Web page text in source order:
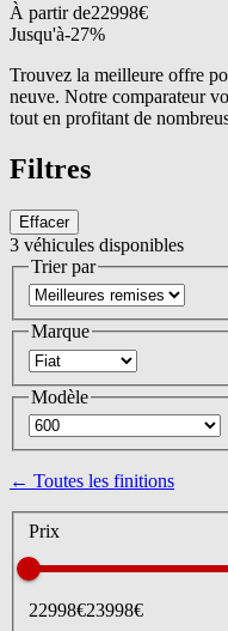
À partir de22998€
Jusqu'à-27%
Trouvez la meilleure offre
neuve. Notre comparateur
tout en profitant de
Filtres
Effacer
3 véhicules disponibles
Trier par
Marque
Modèle
← Toutes les finitions
Prix
22998€23998€